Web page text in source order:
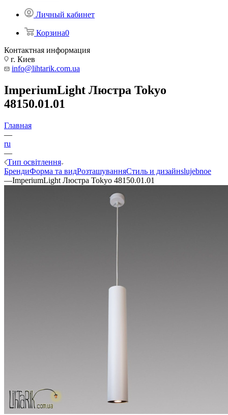
Личный кабинет
Корзина0
Контактная информация
г. Киев
info@lihtarik.com.ua
ImperiumLight Люстра Tokyo
48150.01.01
Главная
—
ru
—
Тип освітлення
БрендиФорма та видРозташуванняСтиль и дизайнslujebnoe
—ImperiumLight Люстра Tokyo 48150.01.01